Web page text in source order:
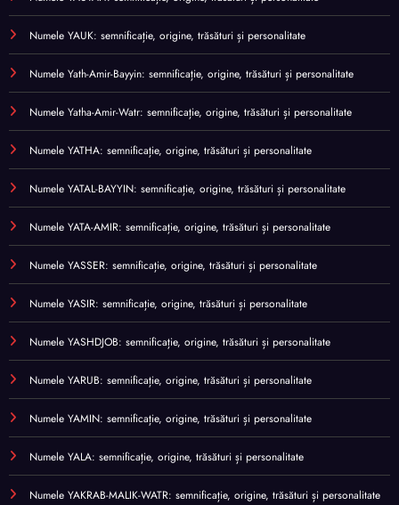
Numele YAUK: semnificație, origine, trăsături și personalitate
Numele Yath-Amir-Bayyin: semnificație, origine, trăsături și personalitate
Numele Yatha-Amir-Watr: semnificație, origine, trăsături și personalitate
Numele YATHA: semnificație, origine, trăsături și personalitate
Numele YATAL-BAYYIN: semnificație, origine, trăsături și personalitate
Numele YATA-AMIR: semnificație, origine, trăsături și personalitate
Numele YASSER: semnificație, origine, trăsături și personalitate
Numele YASIR: semnificație, origine, trăsături și personalitate
Numele YASHDJOB: semnificație, origine, trăsături și personalitate
Numele YARUB: semnificație, origine, trăsături și personalitate
Numele YAMIN: semnificație, origine, trăsături și personalitate
Numele YALA: semnificație, origine, trăsături și personalitate
Numele YAKRAB-MALIK-WATR: semnificație, origine, trăsături și personalitate